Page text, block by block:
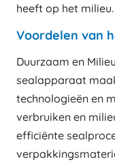
heeft op het milieu.
Voordelen van
Duurzaam en
sealapparaat
technologieën en
verbruiken en
efficiënte